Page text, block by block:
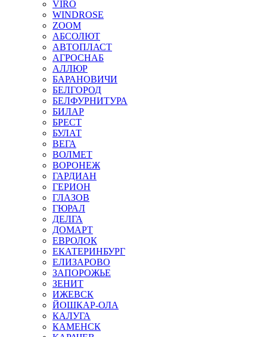
VIRO
WINDROSE
ZOOM
АБСОЛЮТ
АВТОПЛАСТ
АГРОСНАБ
АЛЛЮР
БАРАНОВИЧИ
БЕЛГОРОД
БЕЛФУРНИТУРА
БИЛАР
БРЕСТ
БУЛАТ
ВЕГА
ВОЛМЕТ
ВОРОНЕЖ
ГАРДИАН
ГЕРИОН
ГЛАЗОВ
ГЮРАЛ
ДЕЛГА
ДОМАРТ
ЕВРОЛОК
ЕКАТЕРИНБУРГ
ЕЛИЗАРОВО
ЗАПОРОЖЬЕ
ЗЕНИТ
ИЖЕВСК
ЙОШКАР-ОЛА
КАЛУГА
КАМЕНСК